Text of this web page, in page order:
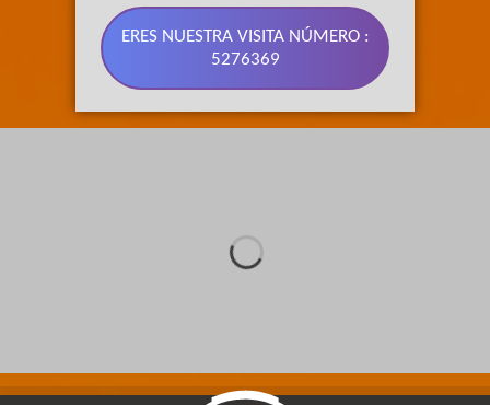
ERES NUESTRA VISITA NÚMERO :
5276369